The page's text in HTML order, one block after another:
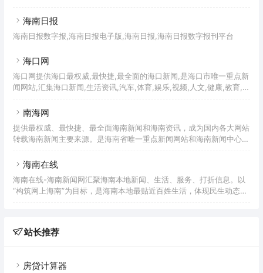
海南日报
海南日报数字报,海南日报电子版,海南日报,海南日报数字报刊平台
海口网
海口网提供海口最权威,最快捷,最全面的海口新闻,是海口市唯一重点新
闻网站,汇集海口新闻,生活资讯,汽车,体育,娱乐,视频,人文,健康,教育,旅
南海网
提供最权威、最快捷、最全面海南新闻和海南资讯，成为国内各大网站
转载海南新闻主要来源。是海南省唯一重点新闻网站和海南新闻中心及
日报报业集团主办。
海南在线
海南在线-海南新闻网汇聚海南本地新闻、生活、服务、打折信息。以
“构筑网上海南”为目标，是海南本地最贴近百姓生活，体现民生动态、
站长推荐
房贷计算器